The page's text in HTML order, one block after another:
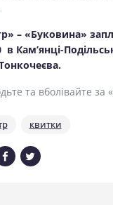
– «Буковина»
в Кам’янці-
та вболівайте за
квитки